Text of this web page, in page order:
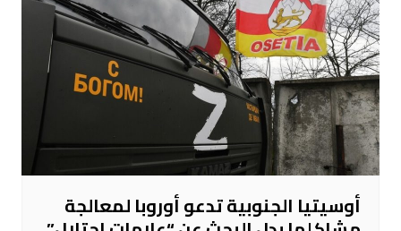
أوسيتيا الجنوبية تدعو أوروبا لمعالجة